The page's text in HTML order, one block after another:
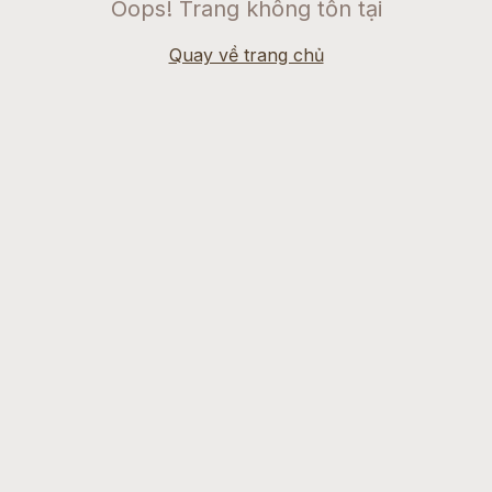
Oops! Trang không tồn tại
Quay về trang chủ